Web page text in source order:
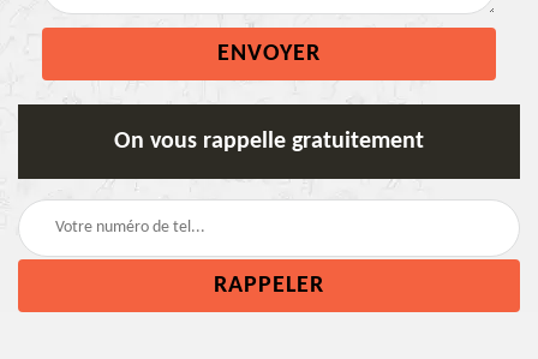
On vous rappelle gratuitement